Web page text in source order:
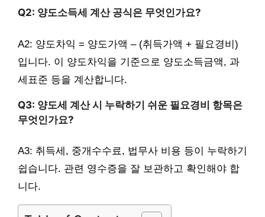
Q2: 양도소득세 계산 공식은 무엇인가요?
A2: 양도차익 = 양도가액 – (취득가액 + 필요경비)
입니다. 이 양도차익을 기준으로 양도소득금액, 과
세표준 등을 계산합니다.
Q3: 양도세 계산 시 누락하기 쉬운 필요경비 항목은
무엇인가요?
A3: 취득세, 중개수수료, 법무사 비용 등이 누락하기
쉽습니다. 관련 영수증을 잘 보관하고 확인해야 합
니다.